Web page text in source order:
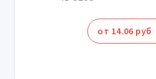
от 14.06 руб